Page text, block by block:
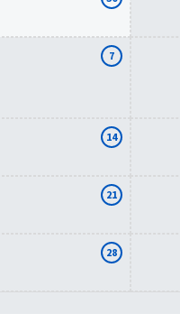
7
14
21
28